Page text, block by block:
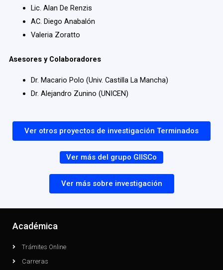
Lic. Alan De Renzis
AC. Diego Anabalón
Valeria Zoratto
Asesores y Colaboradores
Dr. Macario Polo (Univ. Castilla La Mancha)
Dr. Alejandro Zunino (UNICEN)
Ver otros proyectos de investigación Terminados
Ver más del grupo GIISCo
Ver más sobre investigación
Académica
Trámites Online
Carreras